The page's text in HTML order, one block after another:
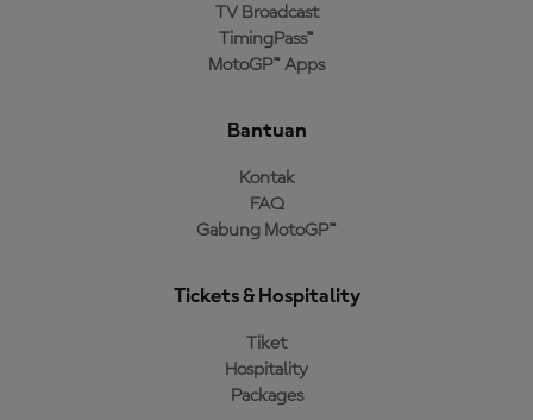
TV Broadcast
TimingPass™
MotoGP™ Apps
Bantuan
Kontak
FAQ
Gabung MotoGP™
Tickets & Hospitality
Tiket
Hospitality
Packages